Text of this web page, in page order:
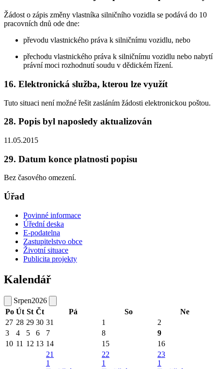
Žádost o zápis změny vlastníka silničního vozidla se podává do 10
pracovních dnů ode dne:
převodu vlastnického práva k silničnímu vozidlu, nebo
přechodu vlastnického práva k silničnímu vozidlu nebo nabytí
právní moci rozhodnutí soudu v dědickém řízení.
16. Elektronická služba, kterou lze využít
Tuto situaci není možné řešit zasláním žádosti elektronickou poštou.
28. Popis byl naposledy aktualizován
11.05.2015
29. Datum konce platnosti popisu
Bez časového omezení.
Úřad
Povinné informace
Úřední deska
E-podatelna
Zastupitelstvo obce
Životní situace
Publicita projekty
Kalendář
Srpen2026
Po Út St Čt Pá So
Ne
27 28 29 30 31 1
2
3
4 5 6 7 8
9
10 11 12 13 14 15 16
21
1
22
1
23
1